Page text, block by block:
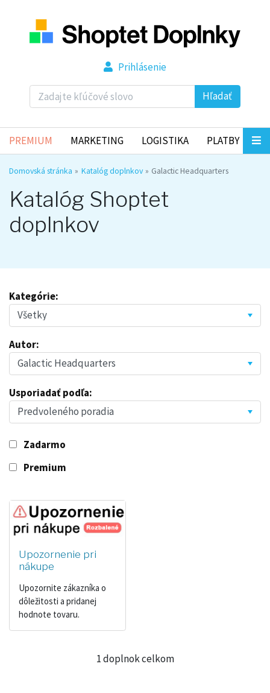
Hľadať
Prihlásenie
PREMIUM MARKETING LOGISTIKA PLATBY
Domovská stránka Katalóg doplnkov Galactic Headquarters
Katalóg Shoptet
doplnkov
Kategórie:
Autor:
Usporiadať podľa:
Zadarmo
Premium
Upozornenie pri
nákupe
Upozornite zákazníka o
dôležitosti a pridanej
hodnote tovaru.
1 doplnok celkom